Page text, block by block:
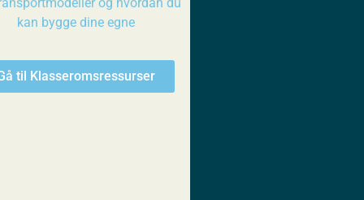
kan bygge dine egne
til Klasseromsressurser